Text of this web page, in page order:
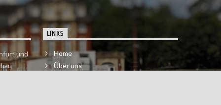
und
LINKS
Home
Über uns